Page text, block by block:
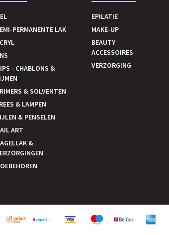
PERMANENTE LAK
- CHABLONS &
& SOLVENTEN
& LAMPEN
& PENSELEN
ART
&
EPILATIE
MAKE-UP
BEAUTY
ACCESSOIRES
VERZORGING